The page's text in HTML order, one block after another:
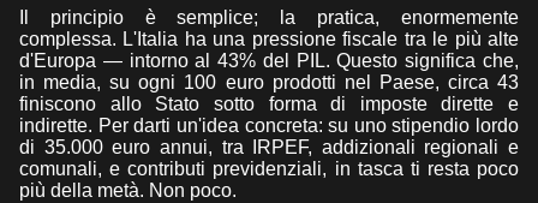
Il principio è semplice; la pratica, enormemente
complessa. L'Italia ha una pressione fiscale tra le più alte
d'Europa — intorno al 43% del PIL. Questo significa che,
in media, su ogni 100 euro prodotti nel Paese, circa 43
finiscono allo Stato sotto forma di imposte dirette e
indirette. Per darti un'idea concreta: su uno stipendio lordo
di 35.000 euro annui, tra IRPEF, addizionali regionali e
comunali, e contributi previdenziali, in tasca ti resta poco
più della metà. Non poco.